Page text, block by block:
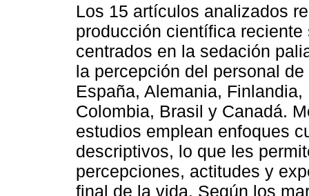
Los 15 artículos analizados
producción científica
centrados en la sedación
la percepción del personal
España, Alemania,
Colombia, Brasil y Canadá.
estudios emplean enfoques
descriptivos, lo que les
percepciones, actitudes y
final de la vida. Según los